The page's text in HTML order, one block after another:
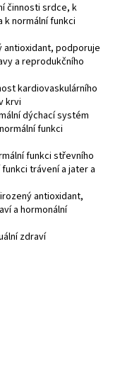
činnosti srdce, k
k normální funkci
antioxidant, podporuje
a reprodukčního
kardiovaskulárního
krvi
dýchací systém
funkci
funkci střevního
trávení a jater a
antioxidant,
a hormonální
zdraví